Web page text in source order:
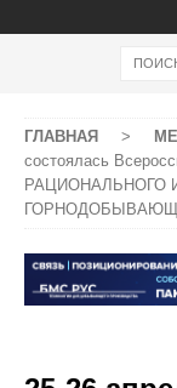
ГЛАВНАЯ >
состоялась
РАЦИОНАЛЬНОГО